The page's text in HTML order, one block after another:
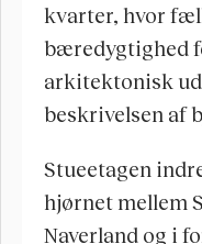
kvarter, hvor
bæredygtighed
arkitektonisk
beskrivelsen af
Stueetagen
hjørnet mellem
Naverland og i